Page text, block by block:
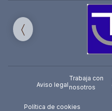
Aviso legal
Política de cookies
Trabaja con
nosotros